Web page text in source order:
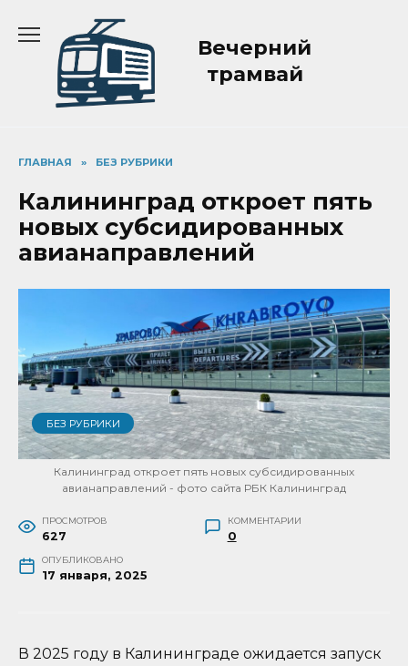
содержанию
Вечерний
трамвай
ГЛАВНАЯ » БЕЗ РУБРИКИ
Калининград откроет пять
новых субсидированных
авианаправлений
БЕЗ РУБРИКИ
Калининград откроет пять новых субсидированных
авианаправлений - фото сайта РБК Калининград
ПРОСМОТРОВ
627
КОММЕНТАРИИ
0
ОПУБЛИКОВАНО
17 января, 2025
В 2025 году в Калининграде ожидается запуск